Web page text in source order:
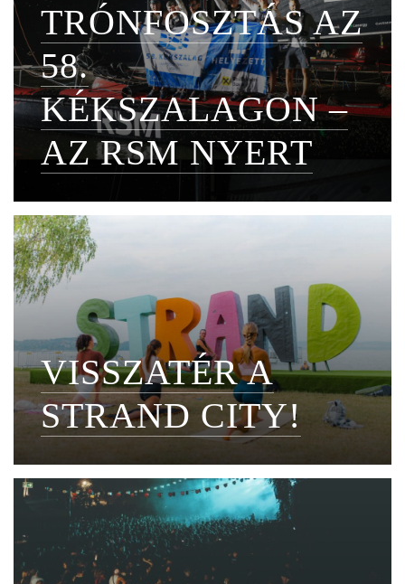
TRÓNFOSZTÁS AZ
58.
KÉKSZALAGON –
AZ RSM NYERT
VISSZATÉR A
STRAND CITY!